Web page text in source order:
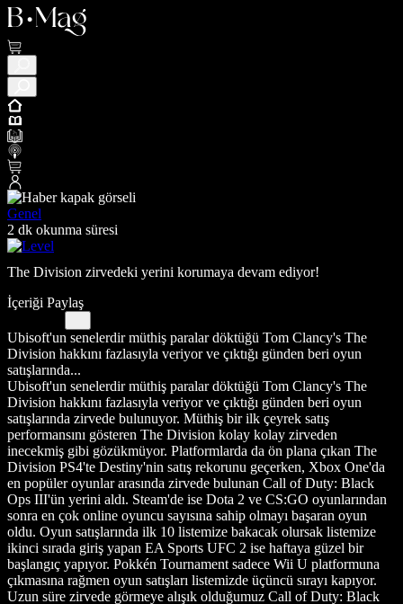
Genel
2 dk okunma süresi
The Division zirvedeki yerini korumaya devam ediyor!
İçeriği Paylaş
Ubisoft'un senelerdir müthiş paralar döktüğü Tom Clancy's The
Division hakkını fazlasıyla veriyor ve çıktığı günden beri oyun
satışlarında...
Ubisoft'un senelerdir müthiş paralar döktüğü Tom Clancy's The
Division hakkını fazlasıyla veriyor ve çıktığı günden beri oyun
satışlarında zirvede bulunuyor. Müthiş bir ilk çeyrek satış
performansını gösteren The Division kolay kolay zirveden
inecekmiş gibi gözükmüyor. Platformlarda da ön plana çıkan The
Division PS4'te Destiny'nin satış rekorunu geçerken, Xbox One'da
en popüler oyunlar arasında zirvede bulunan Call of Duty: Black
Ops III'ün yerini aldı. Steam'de ise Dota 2 ve CS:GO oyunlarından
sonra en çok online oyuncu sayısına sahip olmayı başaran oyun
oldu. Oyun satışlarında ilk 10 listemize bakacak olursak listemize
ikinci sırada giriş yapan EA Sports UFC 2 ise haftaya güzel bir
başlangıç yapıyor. Pokkén Tournament sadece Wii U platformuna
çıkmasına rağmen oyun satışları listemizde üçüncü sırayı kapıyor.
Uzun süre zirvede görmeye alışık olduğumuz Call of Duty: Black